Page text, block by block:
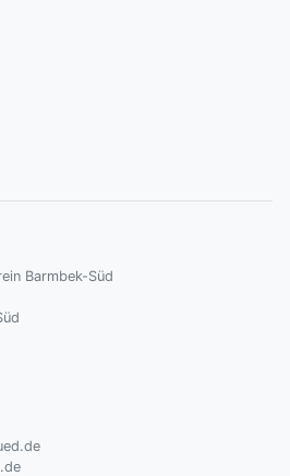
Barmbek-Süd